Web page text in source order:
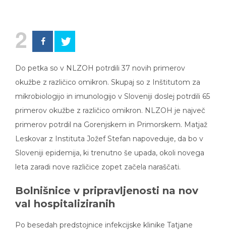
2
Do petka so v NLZOH potrdili 37 novih primerov
okužbe z različico omikron. Skupaj so z Inštitutom za
mikrobiologijo in imunologijo v Sloveniji doslej potrdili 65
primerov okužbe z različico omikron. NLZOH je največ
primerov potrdil na Gorenjskem in Primorskem. Matjaž
Leskovar z Instituta Jožef Stefan napoveduje, da bo v
Sloveniji epidemija, ki trenutno še upada, okoli novega
leta zaradi nove različice zopet začela naraščati.
Bolnišnice v pripravljenosti na nov
val hospitaliziranih
Po besedah predstojnice infekcijske klinike Tatjane